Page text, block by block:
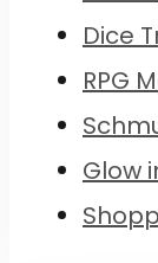
Dice
RPG
Glow